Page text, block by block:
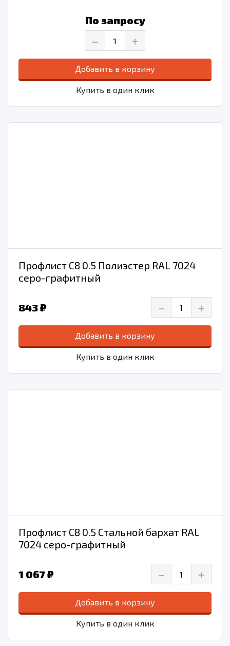
По запросу
– +
Добавить в корзину
Купить в один клик
Профлист С8 0.5 Полиэстер RAL 7024
серо-графитный
843 ₽ – +
Добавить в корзину
Купить в один клик
Профлист С8 0.5 Стальной бархат RAL
7024 серо-графитный
1 067 ₽ – +
Добавить в корзину
Купить в один клик